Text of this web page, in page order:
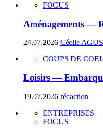
FOCUS
Aménagements —
24.07.2026 Cécile
COUPS DE
Loisirs —
19.07.2026 rédaction
ENTREPRISES
FOCUS